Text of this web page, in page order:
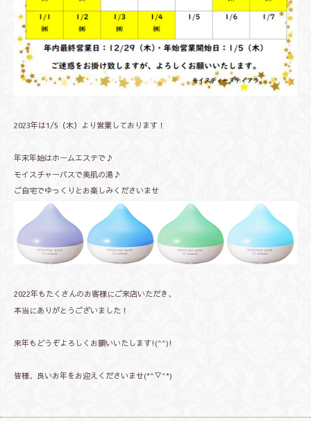
2023年は1/5（木）より営業しております！
年末年始はホームエステで♪
モイスチャーバスで美肌の湯♪
ご自宅でゆっくりとお楽しみくださいませ
2022年もたくさんのお客様にご来店いただき、
本当にありがとうございました！
来年もどうぞよろしくお願いいたします!(^^)!
皆様、良いお年をお迎えくださいませ(*^▽^*)